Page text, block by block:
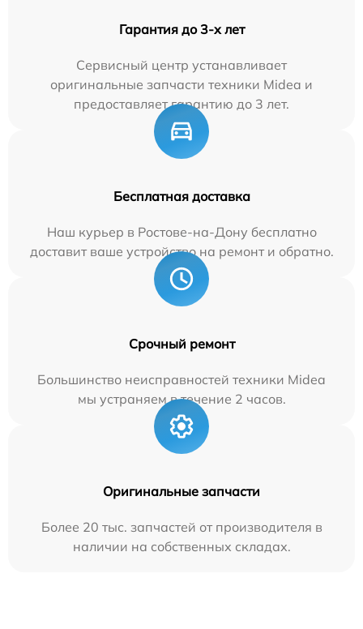
Гарантия до 3-х лет
Сервисный центр устанавливает
оригинальные запчасти техники Midea и
предоставляет гарантию до 3 лет.
Бесплатная доставка
Наш курьер в Ростове-на-Дону бесплатно
доставит ваше устройство на ремонт и обратно.
Срочный ремонт
Большинство неисправностей техники Midea
мы устраняем в течение 2 часов.
Оригинальные запчасти
Более 20 тыс. запчастей от производителя в
наличии на собственных складах.